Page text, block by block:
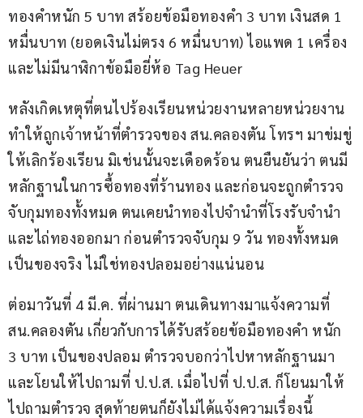
ทองคำหนัก 5 บาท สร้อยข้อมือทองคำ 3 บาท เงินสด 1
หมื่นบาท (ยอดเงินไม่ตรง 6 หมื่นบาท) ไอแพด 1 เครื่อง
และไม่มีนาฬิกาข้อมือยี่ห้อ Tag Heuer
หลังเกิดเหตุที่ตนไปร้องเรียนหน่วยงานหลายหน่วยงาน
ทำให้ถูกเจ้าหน้าที่ตำรวจของ สน.คลองตัน โทรฯ มาข่มขู่
ให้เลิกร้องเรียน มิเช่นนั้นจะเดือดร้อน ตนยืนยันว่า ตนมี
หลักฐานในการซื้อทองที่ร้านทอง และก่อนจะถูกตำรวจ
จับกุมทองทั้งหมด ตนเคยนำทองไปจำนำที่โรงรับจำนำ
และไถ่ทองออกมา ก่อนตำรวจจับกุม 9 วัน ทองทั้งหมด
เป็นของจริง ไม่ใช่ทองปลอมอย่างแน่นอน
ต่อมาวันที่ 4 มี.ค. ที่ผ่านมา ตนเดินทางมาแจ้งความที่
สน.คลองตัน เกี่ยวกับการได้รับสร้อยข้อมือทองคำ หนัก
3 บาท เป็นของปลอม ตำรวจบอกว่าไปหาหลักฐานมา
และโยนให้ไปถามที่ ป.ป.ส. เมื่อไปที่ ป.ป.ส. ก็โยนมาให้
ไปถามตำรวจ สุดท้ายตนก็ยังไม่ได้แจ้งความเรื่องนี้